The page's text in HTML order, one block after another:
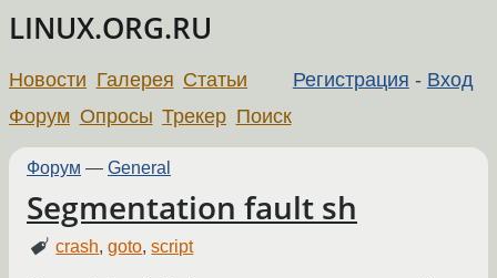
LINUX.ORG.RU
Регистрация - Вход
Новости Галерея Статьи
Форум Опросы Трекер Поиск
Форум — General
Segmentation fault sh
crash,goto,script